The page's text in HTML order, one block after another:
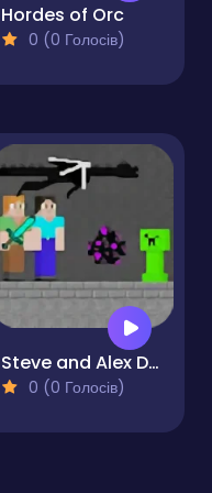
Hordes of Orc
0 (0 Голосів)
Steve and Alex Dragon Egg
0 (0 Голосів)